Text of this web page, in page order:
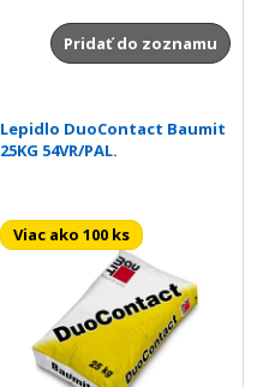
Pridať do zoznamu
Lepidlo DuoContact Baumit
25KG 54VR/PAL.
Viac ako 100 ks